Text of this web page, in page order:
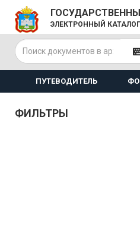
ЭЛЕКТРОННЫЙ КАТАЛОГ
ПУТЕВОДИТЕЛЬ
ФИЛЬТРЫ